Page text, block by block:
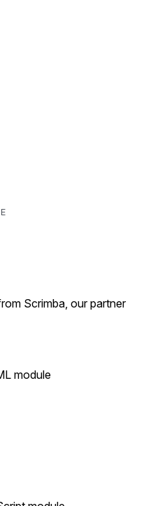
Scrimba, our partner
module